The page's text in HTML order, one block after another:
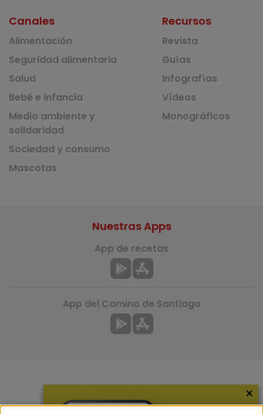
Canales
Alimentación
Seguridad alimentaria
Salud
Bebé e infancia
Medio ambiente y
solidaridad
Sociedad y consumo
Mascotas
Recursos
Revista
Guías
Infografías
Vídeos
Monográficos
Nuestras Apps
App de recetas
App del Camino de Santiago
×